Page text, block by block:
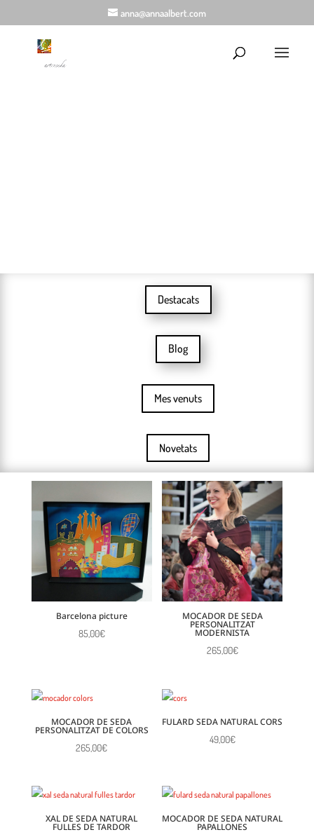
anna@annaalbert.com
Destacats
Blog
Mes venuts
Novetats
Barcelona picture
85,00€
MOCADOR DE SEDA
PERSONALITZAT
MODERNISTA
265,00€
MOCADOR DE SEDA
PERSONALITZAT DE COLORS
265,00€
FULARD SEDA NATURAL CORS
49,00€
XAL DE SEDA NATURAL
FULLES DE TARDOR
MOCADOR DE SEDA NATURAL
PAPALLONES